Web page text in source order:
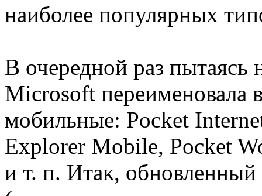
наиболее популярных
В очередной раз пытаясь
Microsoft переименовала
мобильные: Pocket
Explorer Mobile, Pocket
и т. п. Итак, обновленный